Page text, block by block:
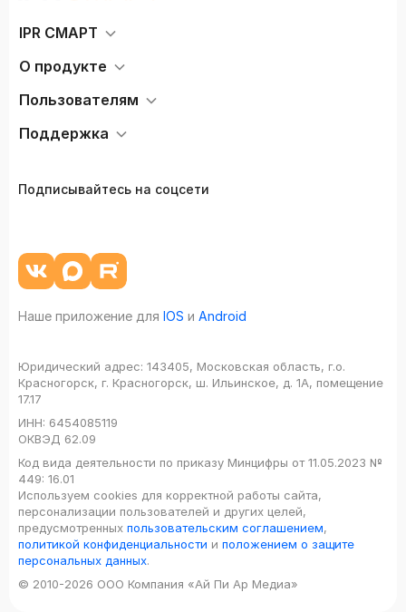
IPR СМАРТ
О продукте
Пользователям
Поддержка
Подписывайтесь на соцсети
Наше приложение для IOS и Android
Юридический адрес: 143405, Московская область, г.о.
Красногорск, г. Красногорск, ш. Ильинское, д. 1А, помещение
17.17
ИНН: 6454085119
ОКВЭД 62.09
Код вида деятельности по приказу Минцифры от 11.05.2023 №
449: 16.01
Используем cookies для корректной работы сайта,
персонализации пользователей и других целей,
предусмотренных пользовательским соглашением,
политикой конфиденциальности и положением о защите
персональных данных.
© 2010-2026 ООО Компания «Ай Пи Ар Медиа»